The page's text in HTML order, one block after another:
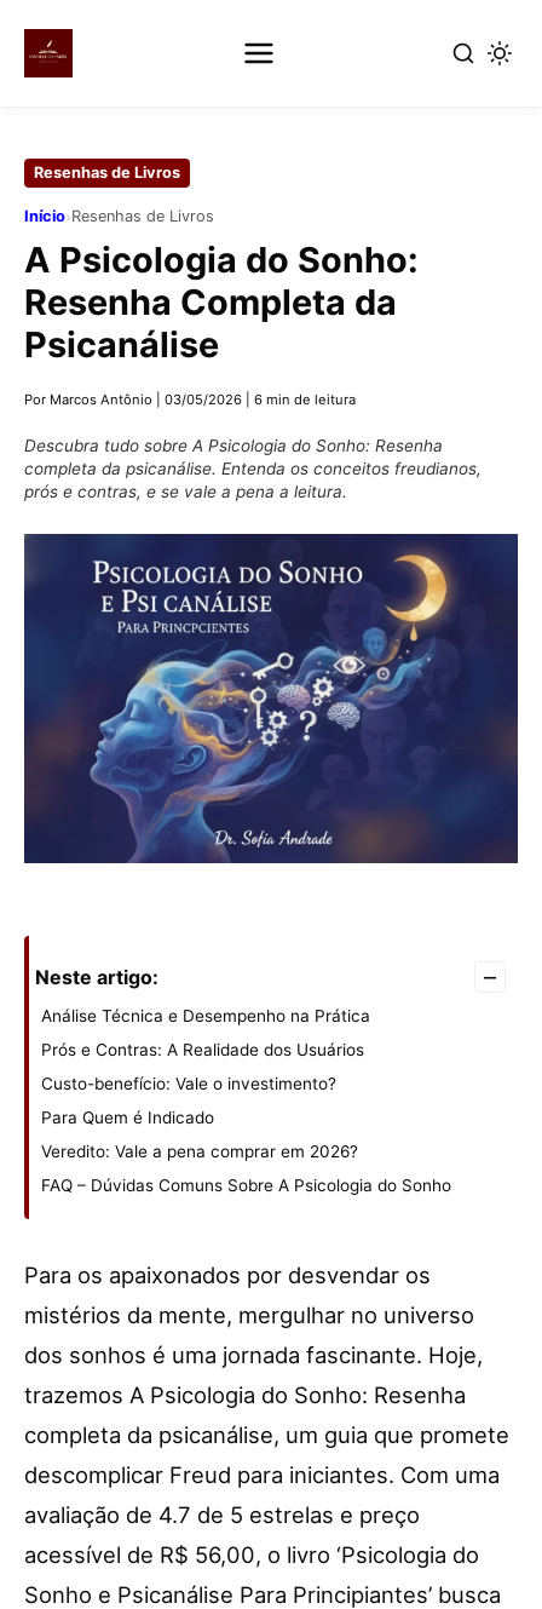
conteúdo
principal
Resenhas de Livros
Início›Resenhas de Livros
A Psicologia do Sonho:
Resenha Completa da
Psicanálise
Por Marcos Antônio 03/05/2026 6 min de leitura
Descubra tudo sobre A Psicologia do Sonho: Resenha
completa da psicanálise. Entenda os conceitos freudianos,
prós e contras, e se vale a pena a leitura.
Neste artigo: –
Análise Técnica e Desempenho na Prática
Prós e Contras: A Realidade dos Usuários
Custo-benefício: Vale o investimento?
Para Quem é Indicado
Veredito: Vale a pena comprar em 2026?
FAQ – Dúvidas Comuns Sobre A Psicologia do Sonho
Para os apaixonados por desvendar os
mistérios da mente, mergulhar no universo
dos sonhos é uma jornada fascinante. Hoje,
trazemos A Psicologia do Sonho: Resenha
completa da psicanálise, um guia que promete
descomplicar Freud para iniciantes. Com uma
avaliação de 4.7 de 5 estrelas e preço
acessível de R$ 56,00, o livro ‘Psicologia do
Sonho e Psicanálise Para Principiantes’ busca